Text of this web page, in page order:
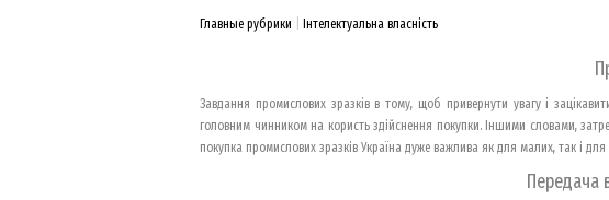
Главные рубрики Інтелектуальна власність
Завдання промислових зразків в тому, щоб привернути увагу і
головним чинником на користь здійснення покупки. Іншими словами,
покупка промислових зразків Україна дуже важлива як для малих, так і
Передача